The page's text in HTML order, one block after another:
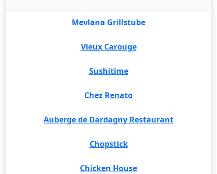
Mevlana Grillstube
Vieux Carouge
Sushitime
Chez Renato
Auberge de Dardagny Restaurant
Chopstick
Chicken House